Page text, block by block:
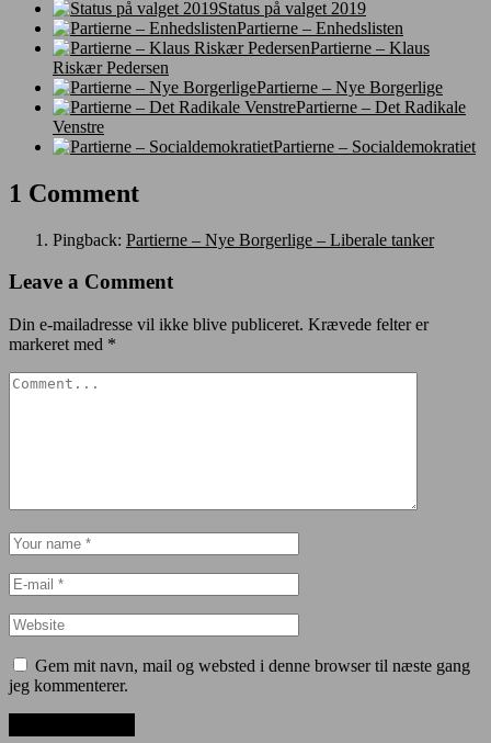
Status på valget 2019
Partierne – Enhedslisten
Partierne – Klaus
Riskær Pedersen
Partierne – Nye Borgerlige
Partierne – Det Radikale
Venstre
Partierne – Socialdemokratiet
1 Comment
Pingback: Partierne – Nye Borgerlige – Liberale tanker
Leave a Comment
Din e-mailadresse vil ikke blive publiceret. Krævede felter er
markeret med *
Gem mit navn, mail og websted i denne browser til næste gang
jeg kommenterer.